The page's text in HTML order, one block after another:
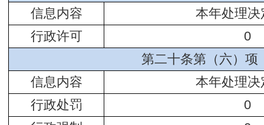
信息内容
本年处理决
行政许可
0
第二十条第（六）项
信息内容
本年处理决
行政处罚
0